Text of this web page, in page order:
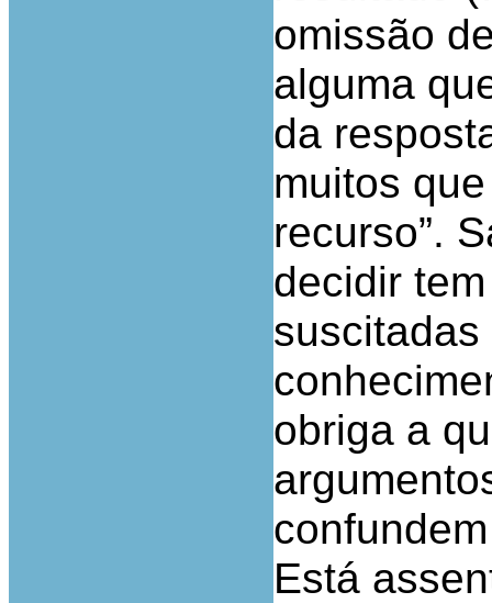
omissão
alguma
da
muitos
recurso”.
decidir
obriga a
Está